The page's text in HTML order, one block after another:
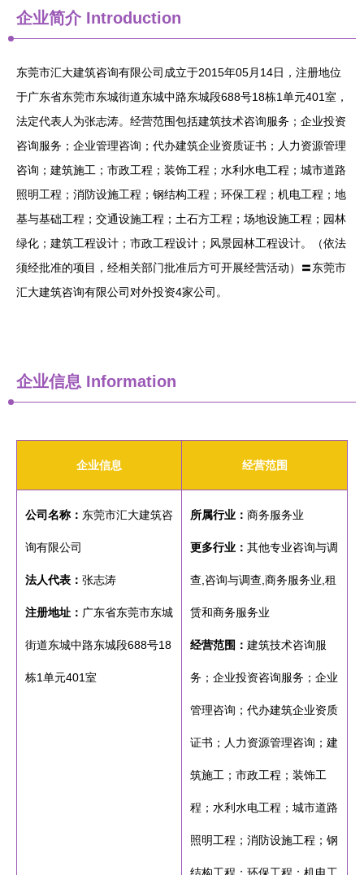
企业简介Introduction
东莞市汇大建筑咨询有限公司成立于2015年05月14日，注册地位
于广东省东莞市东城街道东城中路东城段688号18栋1单元401室，
法定代表人为张志涛。经营范围包括建筑技术咨询服务；企业投资
咨询服务；企业管理咨询；代办建筑企业资质证书；人力资源管理
咨询；建筑施工；市政工程；装饰工程；水利水电工程；城市道路
照明工程；消防设施工程；钢结构工程；环保工程；机电工程；地
基与基础工程；交通设施工程；土石方工程；场地设施工程；园林
绿化；建筑工程设计；市政工程设计；风景园林工程设计。（依法
须经批准的项目，经相关部门批准后方可开展经营活动）〓东莞市
汇大建筑咨询有限公司对外投资4家公司。
企业信息 Information
企业信息 经营范围
公司名称： 东莞市汇大建筑咨
询有限公司
法人代表： 张志涛
注册地址： 广东省东莞市东城
街道东城中路东城段688号18
栋1单元401室
所属行业： 商务服务业
更多行业： 其他专业咨询与调
查,咨询与调查,商务服务业,租
赁和商务服务业
经营范围： 建筑技术咨询服
务；企业投资咨询服务；企业
管理咨询；代办建筑企业资质
证书；人力资源管理咨询；建
筑施工；市政工程；装饰工
程；水利水电工程；城市道路
照明工程；消防设施工程；钢